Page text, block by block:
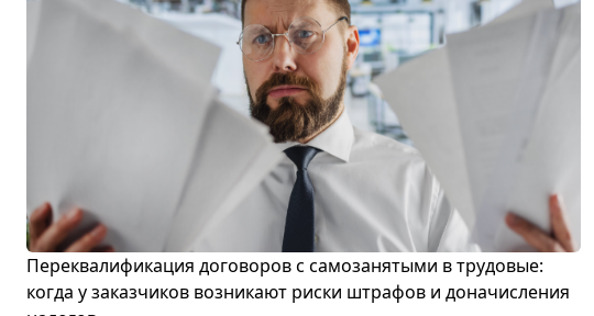
Переквалификация договоров с самозанятыми в трудовые:
когда у заказчиков возникают риски штрафов и доначисления